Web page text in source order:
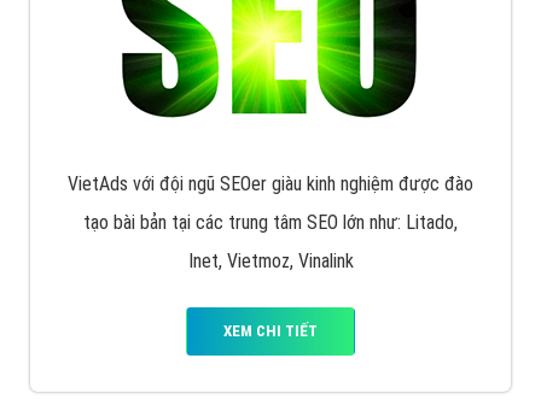
VietAds với đội ngũ SEOer giàu kinh nghiệm được đào
tạo bài bản tại các trung tâm SEO lớn như: Litado,
Inet, Vietmoz, Vinalink
XEM CHI TIẾT